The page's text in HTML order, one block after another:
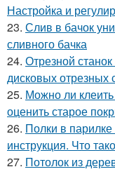
Настройка и
23. Слив в бачок
сливного бачка
24. Отрезной
дисковых отрезных
25. Можно ли
оценить старое
26. Полки в
инструкция. Что
27. Потолок из